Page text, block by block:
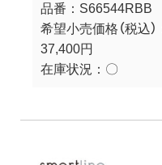
品番： S66544RBB
希望小売価格（税込）
37,400円
在庫状況： 〇